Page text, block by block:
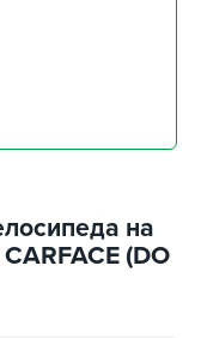
на
(DO